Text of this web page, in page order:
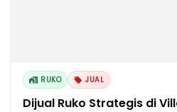
RUKO JUAL
Dijual Ruko Strategis di